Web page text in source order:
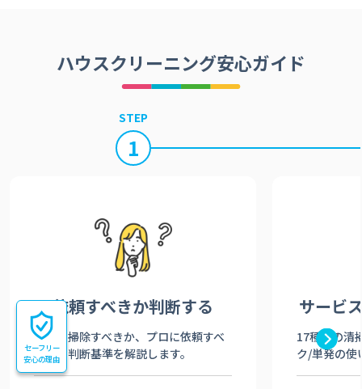
ハウスクリーニング安心ガイド
STEP
1
依頼すべきか判断する
自分で掃除すべきか、プロに依頼すべ
きかの判断基準を解説します。
サービ
17種類の清
ク/単発の使
セーフリー
安心の理由